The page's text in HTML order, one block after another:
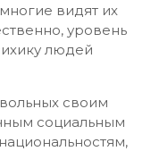
видят их
уровень
людей
своим
социальным